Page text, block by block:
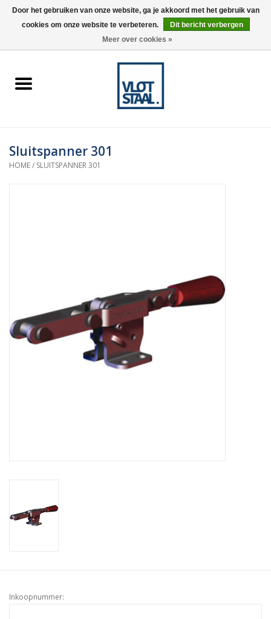
0 Artikelen - €0,00
spanners
Sluitspanner 301
HOME/ SLUITSPANNER 301
Inkoopnummer:
Door het gebruiken van onze website, ga je akkoord met het gebruik van
cookies om onze website te verbeteren.
Dit bericht verbergen
Meer over cookies »